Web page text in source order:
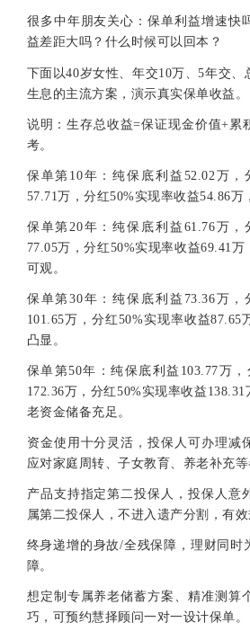
很多中年朋友关心：保单利益增速快
益差距大吗？什么时候可以回本？
下面以40岁女性、年交10万、5年交、
生息的主流方案，演示真实保单收益。
说明：生存总收益=保证现金价值+累
考。
保单第10年：纯保底利益52.02万，
57.71万，分红50%实现率收益54.86万
保单第20年：纯保底利益61.76万，
77.05万，分红50%实现率收益69.41
可观。
保单第30年：纯保底利益73.36万，
101.65万，分红50%实现率收益87.65
凸显。
保单第50年：纯保底利益103.77万
172.36万，分红50%实现率收益
老资金储备充足。
资金使用十分灵活，投保人可办理减
应对家庭周转、子女教育、养老补充等
产品支持指定第二投保人，投保人意
属第二投保人，不进入遗产分割，有效
终身递增的身故/全残保障，理财同时
障。
想定制专属养老储蓄方案、精准测算
巧，可预约慧择顾问一对一设计保单。